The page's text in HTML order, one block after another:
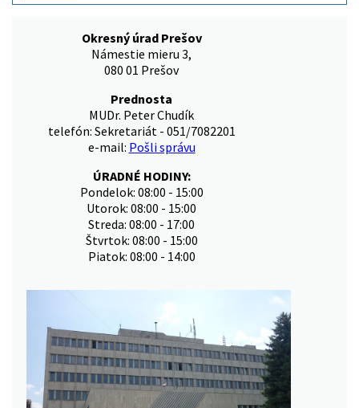
Okresný úrad Prešov
Námestie mieru 3,
080 01 Prešov
Prednosta
MUDr. Peter Chudík
telefón: Sekretariát - 051/7082201
e-mail: Pošli správu
ÚRADNÉ HODINY:
Pondelok: 08:00 - 15:00
Utorok: 08:00 - 15:00
Streda: 08:00 - 17:00
Štvrtok: 08:00 - 15:00
Piatok: 08:00 - 14:00